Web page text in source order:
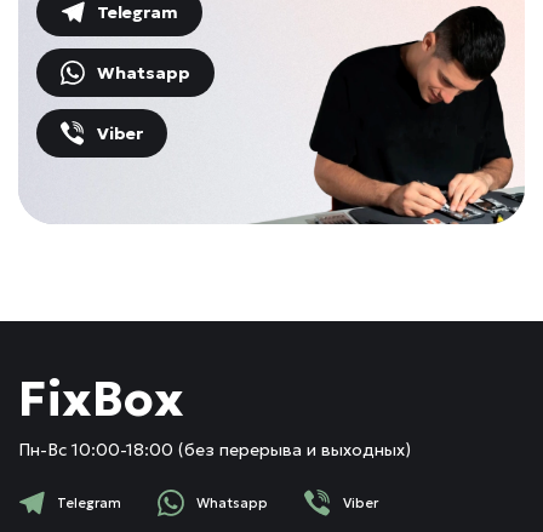
Telegram
Whatsapp
Viber
FixBox
Пн-Вс 10:00-18:00 (без перерыва и выходных)
Telegram Whatsapp Viber